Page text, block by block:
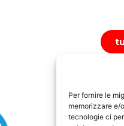
Per fornire le
memorizzare e/
tecnologie ci